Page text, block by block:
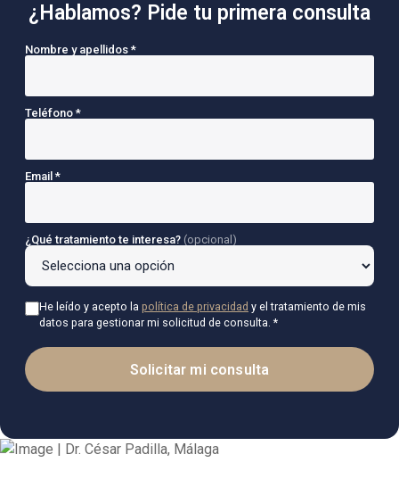
¿Hablamos? Pide tu primera consulta
Nombre y apellidos *
Teléfono *
Email *
¿Qué tratamiento te interesa? (opcional)
He leído y acepto la política de privacidad y el tratamiento de mis
datos para gestionar mi solicitud de consulta. *
Solicitar mi consulta